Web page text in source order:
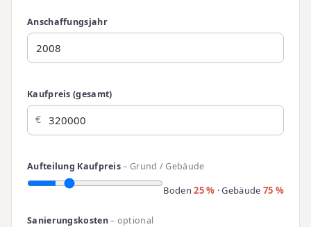
Anschaffungsjahr
Kaufpreis (gesamt)
Aufteilung Kaufpreis– Grund / Gebäude
Boden25 % · Gebäude 75 %
Sanierungskosten– optional